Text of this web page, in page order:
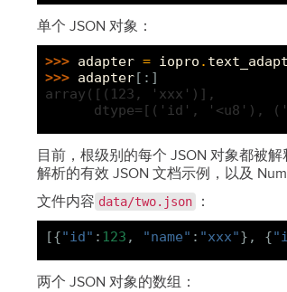
单个 JSON 对象：
>>> adapter = iopro .
>>> adapter[:]
array([(123, 'xxx')],
dtype=[('id', '<u8'),
目前，根级别的每个 JSON 对象都被
解析的有效 JSON 文档示例，以及
文件内容 data/two.json ：
[{"id" : 123 , "name" : "xxx"}, {
两个 JSON 对象的数组：